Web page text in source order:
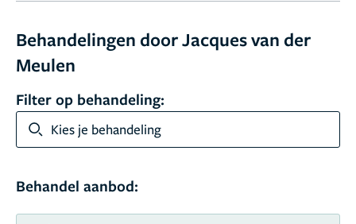
Behandelingen door Jacques van der
Meulen
Filter op behandeling:
Kies je behandeling
Behandel aanbod: